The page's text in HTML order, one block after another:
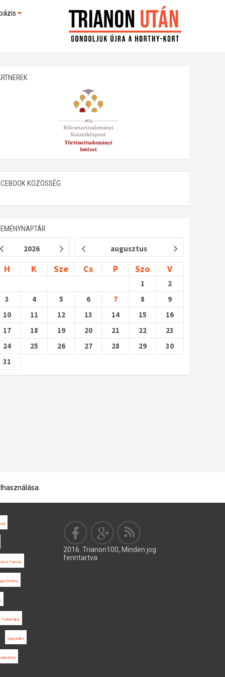
(feltöltés alatt)
KÖZÖSSÉG
2026 augusztus
H K Sze Cs P Szo V
1
2
3
4 5 6 7 8
9
10
11 12 13 14 15
16
17
18 19 20 21 22
23
24
25 26 27 28 29
30
31
Tamás
Tudomány
egyesülés
identitás
2016. Trianon100, Minden jog
fenntartva